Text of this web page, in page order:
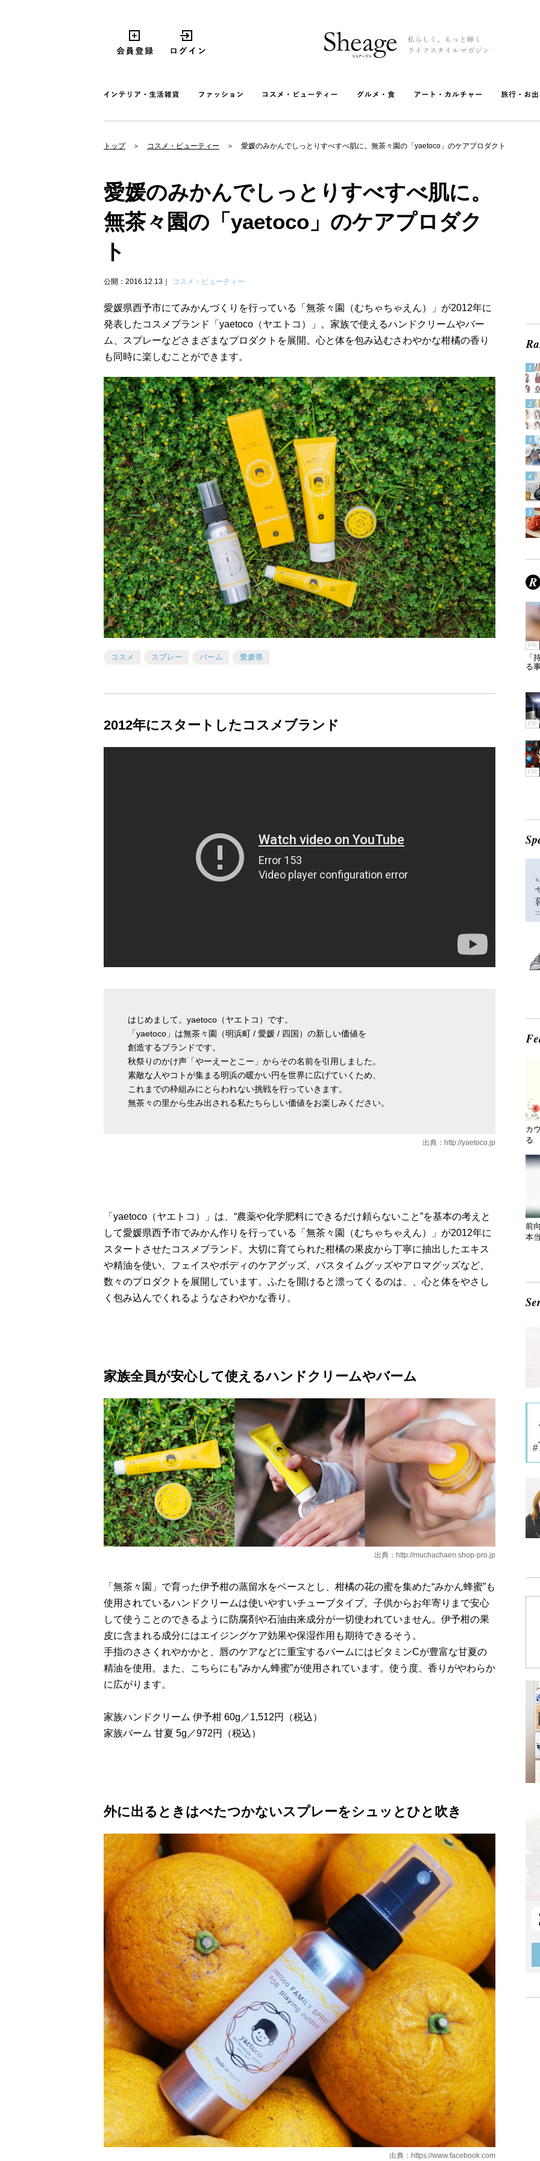
トップ コスメ・ビューティー 愛媛のみかんでしっとりすべすべ肌に。無茶々園の「yaetoco」のケアプロダクト
愛媛のみかんでしっとりすべすべ肌に。
無茶々園の「yaetoco」のケアプロダク
ト
公開：2016.12.13 コスメ・ビューティー
愛媛県西予市にてみかんづくりを行っている「無茶々園（むちゃちゃえん）」が2012年に
発表したコスメブランド「yaetoco（ヤエトコ）」。家族で使えるハンドクリームやバー
ム、スプレーなどさまざまなプロダクトを展開。心と体を包み込むさわやかな柑橘の香り
も同時に楽しむことができます。
コスメ スプレー バーム 愛媛県
2012年にスタートしたコスメブランド
はじめまして。yaetoco（ヤエトコ）です。
「yaetoco」は無茶々園（明浜町 / 愛媛 / 四国）の新しい価値を
創造するブランドです。
秋祭りのかけ声「やーえーとこー」からその名前を引用しました。
素敵な人やコトが集まる明浜の暖かい円を世界に広げていくため、
これまでの枠組みにとらわれない挑戦を行っていきます。
無茶々の里から生み出される私たちらしい価値をお楽しみください。
出典： http://yaetoco.jp
「yaetoco（ヤエトコ）」は、“農薬や化学肥料にできるだけ頼らないこと”を基本の考えと
して愛媛県西予市でみかん作りを行っている「無茶々園（むちゃちゃえん）」が2012年に
スタートさせたコスメブランド。大切に育てられた柑橘の果皮から丁寧に抽出したエキス
や精油を使い、フェイスやボディのケアグッズ、バスタイムグッズやアロマグッズなど、
数々のプロダクトを展開しています。ふたを開けると漂ってくるのは、、心と体をやさし
く包み込んでくれるようなさわやかな香り。
家族全員が安心して使えるハンドクリームやバーム
出典： http://muchachaen.shop-pro.jp
「無茶々園」で育った伊予柑の蒸留水をベースとし、柑橘の花の蜜を集めた“みかん蜂蜜”も
使用されているハンドクリームは使いやすいチューブタイプ。子供からお年寄りまで安心
して使うことのできるように防腐剤や石油由来成分が一切使われていません。伊予柑の果
皮に含まれる成分にはエイジングケア効果や保湿作用も期待できるそう。
手指のささくれやかかと、唇のケアなどに重宝するバームにはビタミンCが豊富な甘夏の
精油を使用。また、こちらにも“みかん蜂蜜”が使用されています。使う度、香りがやわらか
に広がります。
家族ハンドクリーム 伊予柑 60g／1,512円（税込）
家族バーム 甘夏 5g／972円（税込）
外に出るときはべたつかないスプレーをシュッとひと吹き
出典： https://www.facebook.com
PR
「
る
PR
PR
カ
る
前
本